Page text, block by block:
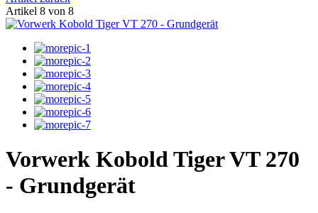
Artikel 8 von 8
Vorwerk Kobold Tiger VT 270
- Grundgerät